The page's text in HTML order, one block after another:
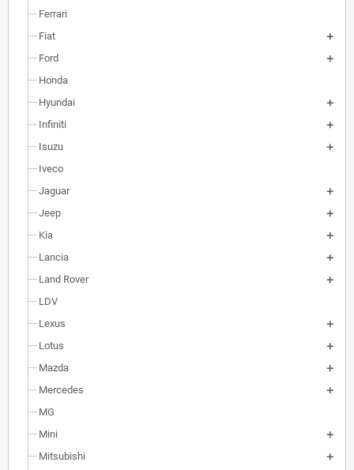
Ferrari
Fiat
Ford
Honda
Hyundai
Infiniti
Isuzu
Iveco
Jaguar
Jeep
Kia
Lancia
Land Rover
LDV
Lexus
Lotus
Mazda
Mercedes
MG
Mini
Mitsubishi